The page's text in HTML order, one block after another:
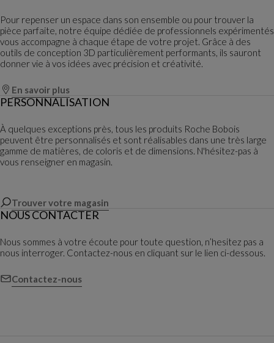
Pour repenser un espace dans son ensemble ou pour trouver la
pièce parfaite, notre équipe dédiée de professionnels expérimentés
vous accompagne à chaque étape de votre projet. Grâce à des
outils de conception 3D particulièrement performants, ils sauront
donner vie à vos idées avec précision et créativité.
En savoir plus
PERSONNALISATION
À quelques exceptions près, tous les produits Roche Bobois
peuvent être personnalisés et sont réalisables dans une très large
gamme de matières, de coloris et de dimensions. N'hésitez-pas à
vous renseigner en magasin.
Trouver votre magasin
NOUS CONTACTER
Nous sommes à votre écoute pour toute question, n’hesitez pas a
nous interroger. Contactez-nous en cliquant sur le lien ci-dessous.
Contactez-nous